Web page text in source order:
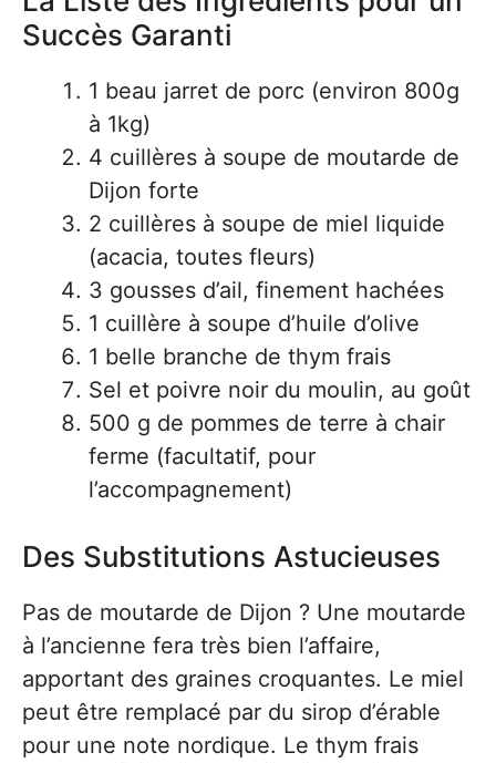
Succès Garanti
1 beau jarret de porc (environ 800g
à 1kg)
4 cuillères à soupe de moutarde de
Dijon forte
2 cuillères à soupe de miel liquide
(acacia, toutes fleurs)
3 gousses d’ail, finement hachées
1 cuillère à soupe d’huile d’olive
1 belle branche de thym frais
Sel et poivre noir du moulin, au goût
500 g de pommes de terre à chair
ferme (facultatif, pour
l’accompagnement)
Des Substitutions Astucieuses
Pas de moutarde de Dijon ? Une moutarde
à l’ancienne fera très bien l’affaire,
apportant des graines croquantes. Le miel
peut être remplacé par du sirop d’érable
pour une note nordique. Le thym frais